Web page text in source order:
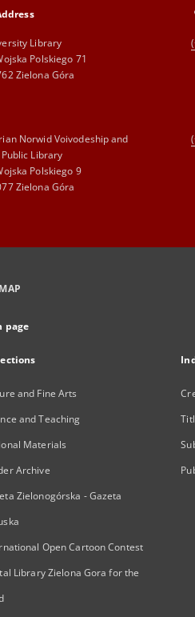
Library
Polskiego 71
Zielona Góra
Norwid Voivodeship and
Library
Polskiego 9
Zielona Góra
page
and Fine Arts
and Teaching
Materials
Archive
Zielonogórska - Gazeta
Open Cartoon Contest
Library Zielona Gora for the